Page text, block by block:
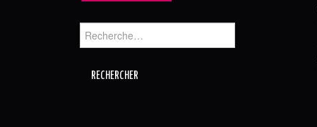
Rechercher :